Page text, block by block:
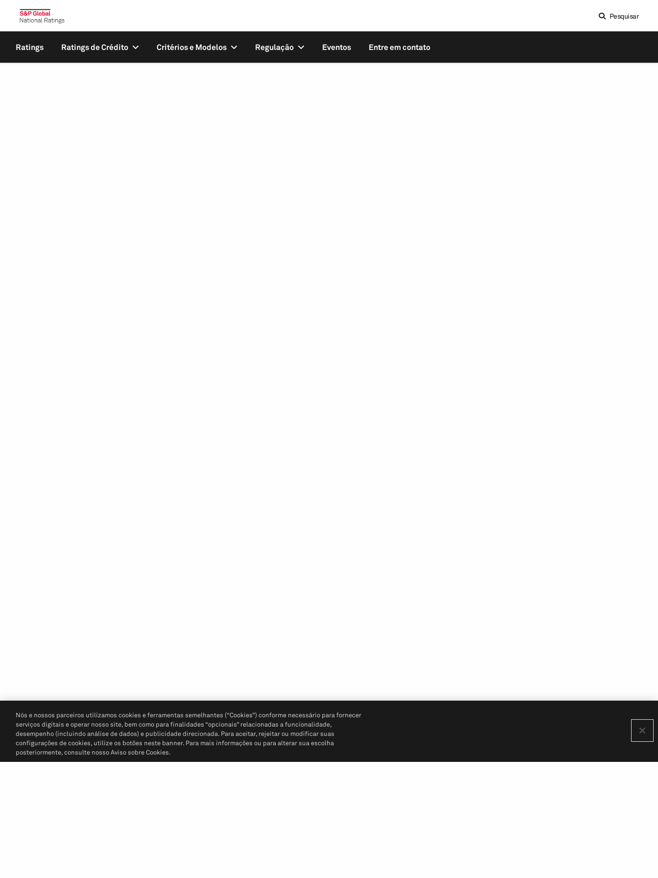
Pesquisar
Ratings Ratings de Crédito Critérios e Modelos Regulação Eventos Entre em contato
Nós e nossos parceiros utilizamos cookies e ferramentas semelhantes (“Cookies”) conforme necessário para fornecer
serviços digitais e operar nosso site, bem como para finalidades “opcionais” relacionadas a funcionalidade,
desempenho (incluindo análise de dados) e publicidade direcionada. Para aceitar, rejeitar ou modificar suas
configurações de cookies, utilize os botões neste banner. Para mais informações ou para alterar sua escolha
posteriormente, consulte nosso Aviso sobre Cookies.